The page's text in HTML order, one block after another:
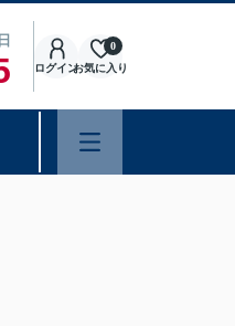
ログインお気に入り
0